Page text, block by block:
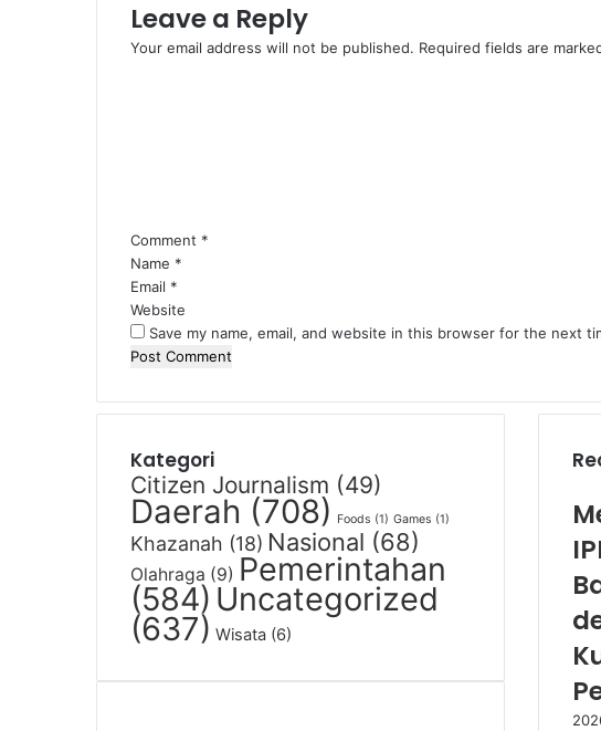
Leave a Reply
Your email address will not be published. Required fields are
Comment *
Name *
Email *
Website
Save my name, email, and website in this browser for the next
Kategori
Citizen Journalism (49)
Daerah (708) Foods (1) Games (1)
Khazanah (18) Nasional (68)
Olahraga (9) Pemerintahan
(584) Uncategorized
(637) Wisata (6)